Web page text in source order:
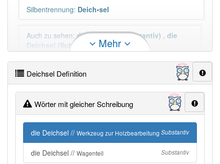
Silbentrennung: Deich•sel
Auch zu sehen: dieDeichsel(Substantiv) , die
Deichsel (Substantiv)Mehr
Plural:die Deichseln
Duden geprüft: Deichsel Duden
PowerIndex:49
Mehr
Deichsel Definition
Wörter mit gleicher Schreibung
die Deichsel // Werkzeug zur Holzbearbeitung Substantiv
die Deichsel // Wagenteil Substantiv